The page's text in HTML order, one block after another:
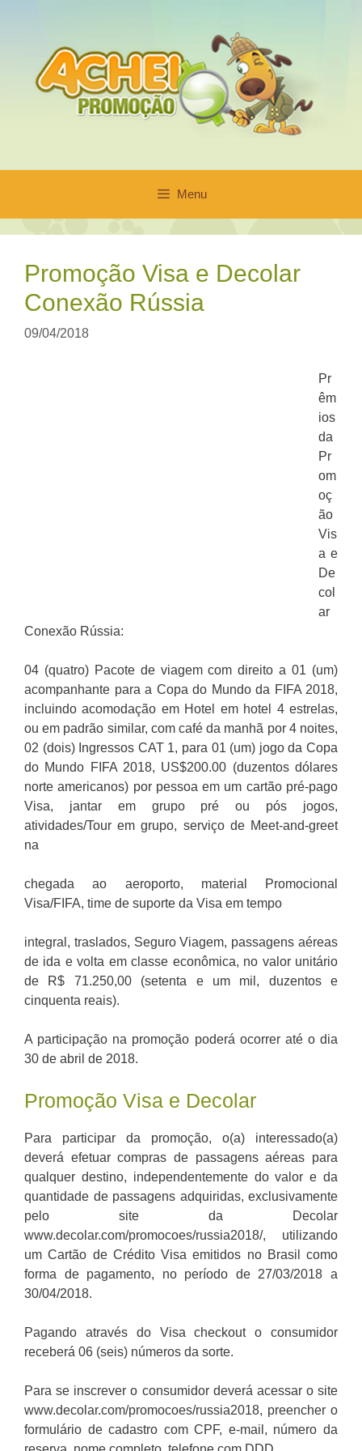
conteúdo
Menu
Promoção Visa e Decolar
Conexão Rússia
09/04/2018
Pr
êm
ios
da
Pr
om
oç
ão
Vis
a e
De
col
ar
Conexão Rússia:
04 (quatro) Pacote de viagem com direito a 01 (um)
acompanhante para a Copa do Mundo da FIFA 2018,
incluindo acomodação em Hotel em hotel 4 estrelas,
ou em padrão similar, com café da manhã por 4 noites,
02 (dois) Ingressos CAT 1, para 01 (um) jogo da Copa
do Mundo FIFA 2018, US$200.00 (duzentos dólares
norte americanos) por pessoa em um cartão pré-pago
Visa, jantar em grupo pré ou pós jogos,
atividades/Tour em grupo, serviço de Meet-and-greet
na
chegada ao aeroporto, material Promocional
Visa/FIFA, time de suporte da Visa em tempo
integral, traslados, Seguro Viagem, passagens aéreas
de ida e volta em classe econômica, no valor unitário
de R$ 71.250,00 (setenta e um mil, duzentos e
cinquenta reais).
A participação na promoção poderá ocorrer até o dia
30 de abril de 2018.
Promoção Visa e Decolar
Para participar da promoção, o(a) interessado(a)
deverá efetuar compras de passagens aéreas para
qualquer destino, independentemente do valor e da
quantidade de passagens adquiridas, exclusivamente
pelo site da Decolar
www.decolar.com/promocoes/russia2018/, utilizando
um Cartão de Crédito Visa emitidos no Brasil como
forma de pagamento, no período de 27/03/2018 a
30/04/2018.
Pagando através do Visa checkout o consumidor
receberá 06 (seis) números da sorte.
Para se inscrever o consumidor deverá acessar o site
www.decolar.com/promocoes/russia2018, preencher o
formulário de cadastro com CPF, e-mail, número da